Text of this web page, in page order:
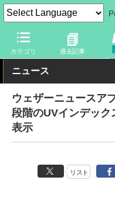
カテゴリ 過去記事
トラベル Watch 旅の情報
ニュース
ウェザーニュースア
段階のUVインデッ
表示
リスト